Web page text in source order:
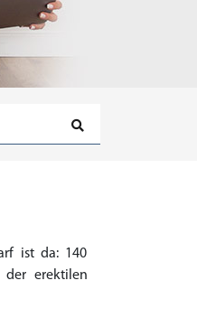
ist da: 140
erektilen